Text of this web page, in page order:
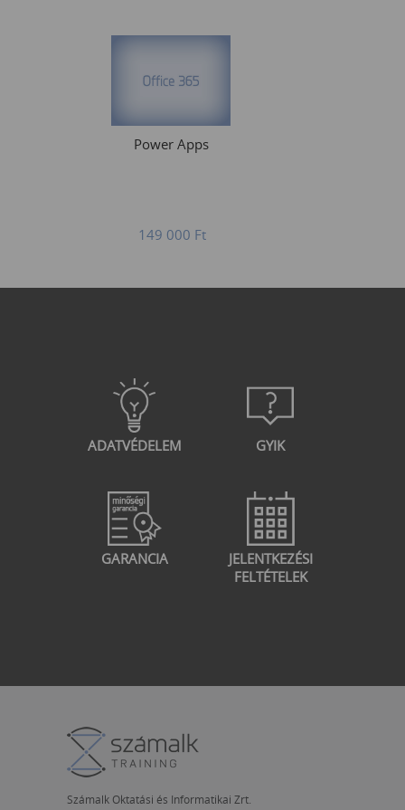
Power Apps
149 000 Ft
ADATVÉDELEM GYIK
GARANCIA
JELENTKEZÉSI
FELTÉTELEK
Számalk Oktatási és Informatikai Zrt.